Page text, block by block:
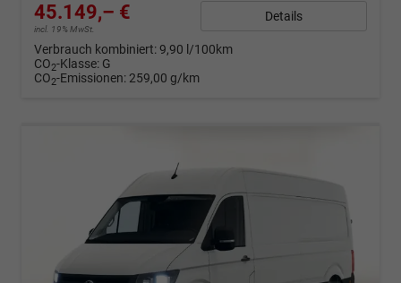
45.149,– €
incl. 19% MwSt.
Details
Verbrauch kombiniert:9,90 l/100km
CO2-Klasse: G
CO2-Emissionen: 259,00 g/km